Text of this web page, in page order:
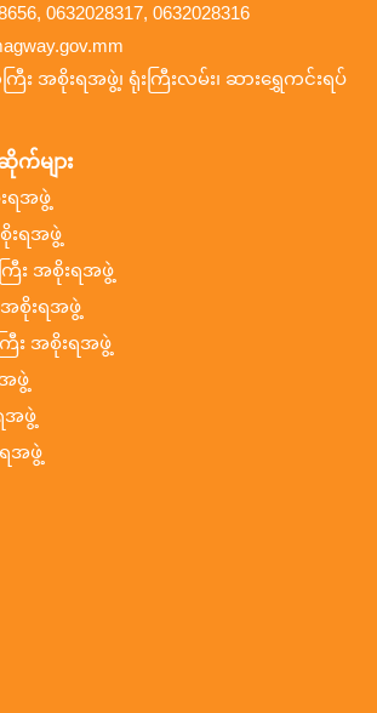
0632028317, 0632028316
း အစိုးရအဖွဲ့၊ ရုံးကြီးလမ်း၊ ဆားရွှေကင်းရပ်
က်များ
ရအဖွဲ့
းရအဖွဲ့
း အစိုးရအဖွဲ့
အစိုးရအဖွဲ့
ြီး အစိုးရအဖွဲ့
ဖွဲ့
အဖွဲ့
အဖွဲ့